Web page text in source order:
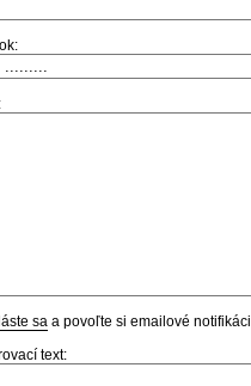
sa a povoľte si emailové
text: